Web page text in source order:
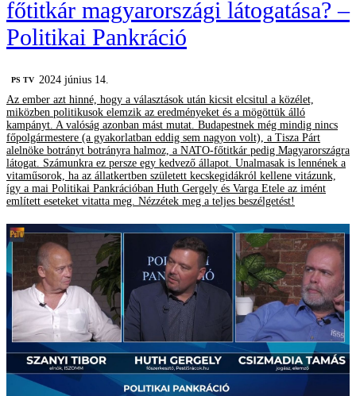
főtitkár magyarországi látogatása? –
Politikai Pankráció
PS TV 2024 június 14.
Az ember azt hinné, hogy a választások után kicsit elcsitul a közélet,
miközben politikusok elemzik az eredményeket és a mögöttük álló
kampányt. A valóság azonban mást mutat. Budapestnek még mindig nincs
főpolgármestere (a gyakorlatban eddig sem nagyon volt), a Tisza Párt
alelnöke botrányt botrányra halmoz, a NATO-főtitkár pedig Magyarországra
látogat. Számunkra ez persze egy kedvező állapot. Unalmasak is lennének a
vitaműsorok, ha az állatkertben született kecskegidákról kellene vitázunk,
így a mai Politikai Pankrációban Huth Gergely és Varga Etele az imént
említett eseteket vitatta meg. Nézzétek meg a teljes beszélgetést!